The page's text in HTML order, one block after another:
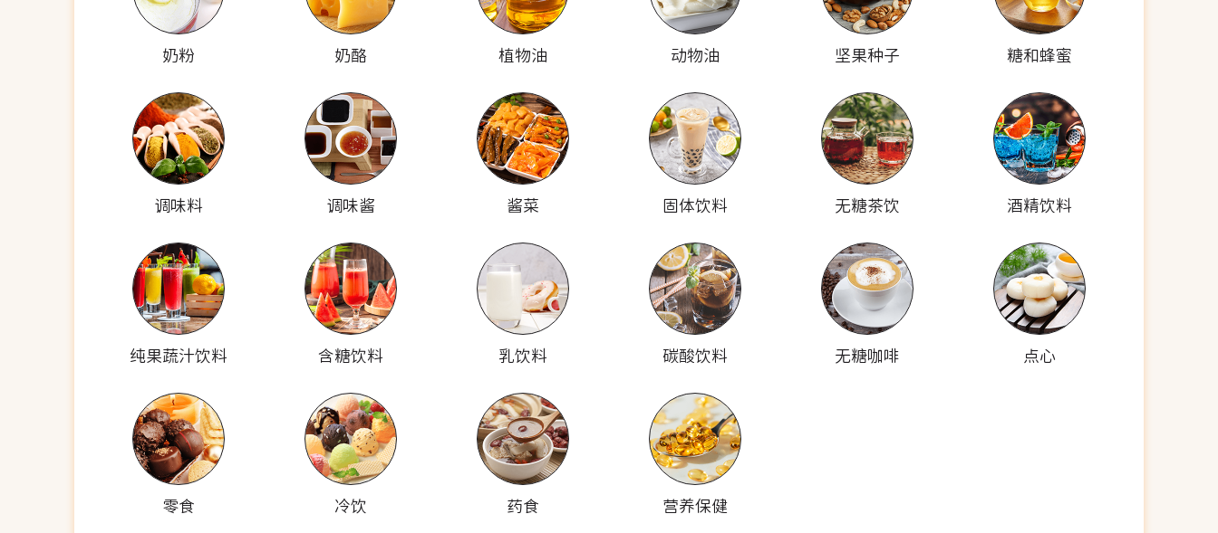
奶粉 奶酪 植物油 动物油 坚果种子 糖和蜂蜜
调味料 调味酱 酱菜 固体饮料 无糖茶饮 酒精饮料
纯果蔬汁饮料 含糖饮料 乳饮料 碳酸饮料 无糖咖啡 点心
零食 冷饮 药食 营养保健